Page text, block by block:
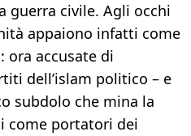
guerra civile. Agli occhi
appaiono infatti come
ora accusate di
dell’islam poli­tico – e
subdolo che mina la
come portatori dei